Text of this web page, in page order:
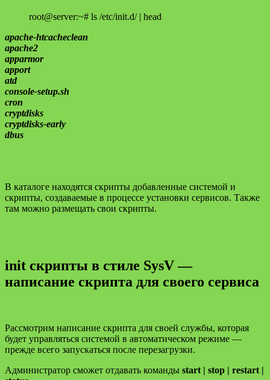
root@server:~# ls /etc/init.d/ | head
apache-htcacheclean
apache2
apparmor
apport
atd
console-setup.sh
cron
cryptdisks
cryptdisks-early
dbus
В каталоге находятся скрипты добавленные системой и
скрипты, создаваемые в процессе установки сервисов. Также
там можно размещать свои скрипты.
init скрипты в стиле SysV —
написание скрипта для своего сервиса
Рассмотрим написание скрипта для своей службы, которая
будет управляться системой в автоматическом режиме —
прежде всего запускаться после перезагрузки.
Администратор сможет отдавать команды start | stop | restart |